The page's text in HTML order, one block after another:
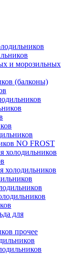
и морозильных
(балконы)
NO FROST
холодильников
холодильников
для
прочее